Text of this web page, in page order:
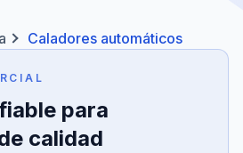
Caladores automáticos
para
calidad